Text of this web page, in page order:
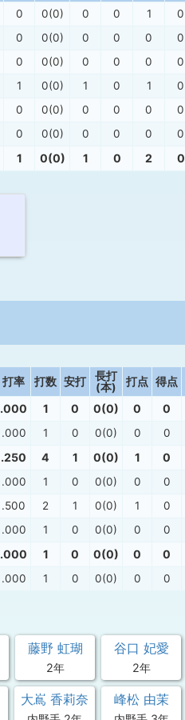
0 0(0) 0 0 1 0
0 0(0) 0 0 0 0
0 0(0) 0 0 0 0
1 0(0) 1 0 1 0
0 0(0) 0 0 0 0
0 0(0) 0 0 0 0
1 0(0) 1 0 2 0
打率 打数 安打
長打
(本)
打点 得点
.000 1 0 0(0) 0 0
.000 1 0 0(0) 0 0
.250 4 1 0(0) 1 0
.000 1 0 0(0) 0 0
.500 2 1 0(0) 1 0
.000 1 0 0(0) 0 0
.000 1 0 0(0) 0 0
.000 1 0 0(0) 0 0
藤野 虹瑚
2年
谷口 妃愛
2年
大嶌 香莉奈 峰松 由茉